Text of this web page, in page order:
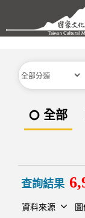
跳到主要內容區
分類
全部
查詢結果
資料來源